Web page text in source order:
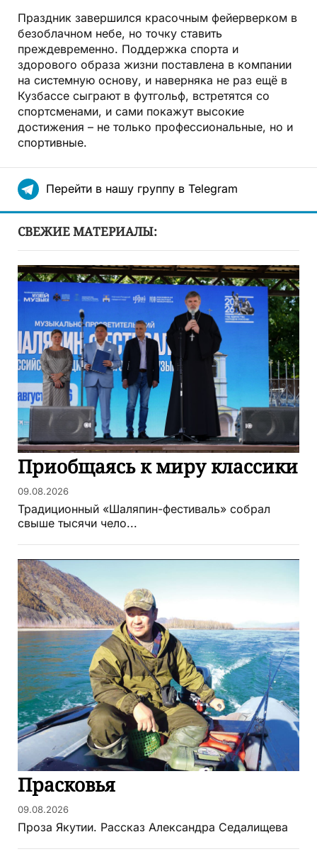
Праздник завершился красочным фейерверком в
безоблачном небе, но точку ставить
преждевременно. Поддержка спорта и
здорового образа жизни поставлена в компании
на системную основу, и наверняка не раз ещё в
Кузбассе сыграют в футгольф, встретятся со
спортсменами, и сами покажут высокие
достижения – не только профессиональные, но и
спортивные.
Перейти в нашу группу в Telegram
СВЕЖИЕ МАТЕРИАЛЫ:
Приобщаясь к миру классики
09.08.2026
Традиционный «Шаляпин-фестиваль» собрал
свыше тысячи чело...
Прасковья
09.08.2026
Проза Якутии. Рассказ Александра Седалищева